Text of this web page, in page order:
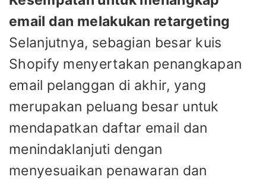
email dan melakukan retargeting
Selanjutnya, sebagian besar kuis
Shopify menyertakan penangkapan
email pelanggan di akhir, yang
merupakan peluang besar untuk
mendapatkan daftar email dan
menindaklanjuti dengan
menyesuaikan penawaran dan